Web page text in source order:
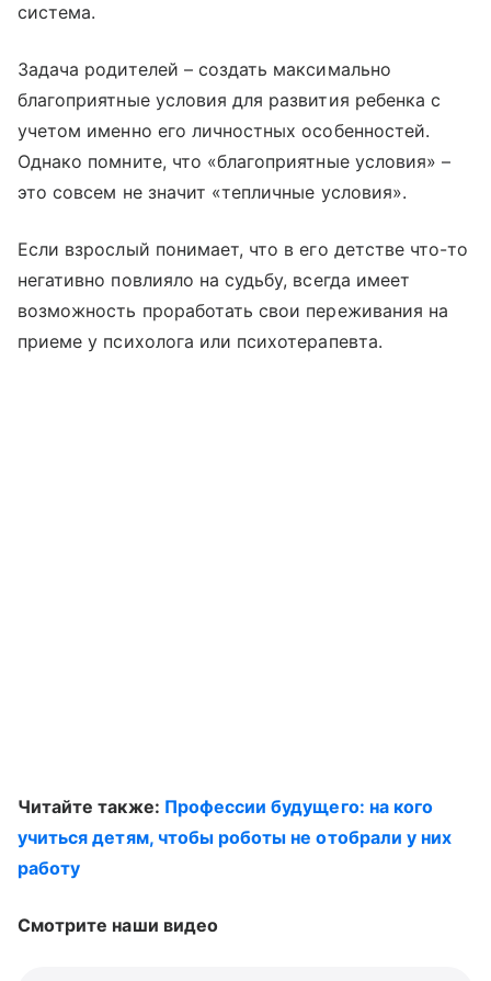
система.
Задача родителей – создать максимально
благоприятные условия для развития ребенка с
учетом именно его личностных особенностей.
Однако помните, что «благоприятные условия» –
это совсем не значит «тепличные условия».
Если взрослый понимает, что в его детстве что-то
негативно повлияло на судьбу, всегда имеет
возможность проработать свои переживания на
приеме у психолога или психотерапевта.
Читайте также: Профессии будущего: на кого
учиться детям, чтобы роботы не отобрали у них
работу
Смотрите наши видео